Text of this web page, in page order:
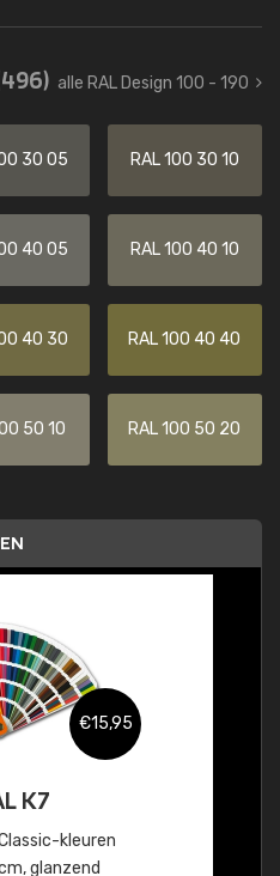
alle RAL Design 100 - 190
30 05 RAL 100 30 10
40 05 RAL 100 40 10
40 30 RAL 100 40 40
50 10 RAL 100 50 20
€15,95
K7
kleuren
glanzend